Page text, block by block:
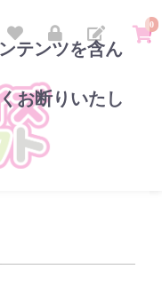
テンツを含ん
お断りいたし
0